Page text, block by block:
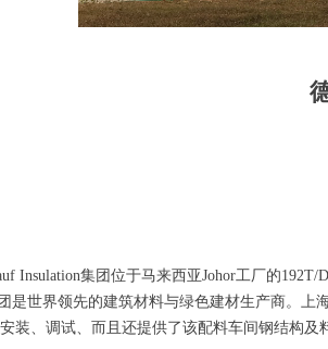
Insulation集团位于马来西亚Johor工厂的192T/D
是世界领先的建筑材料与绿色建材生产商。上
装、调试、而且还提供了该配料车间钢结构